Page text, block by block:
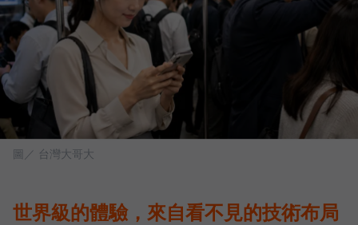
圖／ 台灣大哥大
世界級的體驗，來自看不見的技術布局